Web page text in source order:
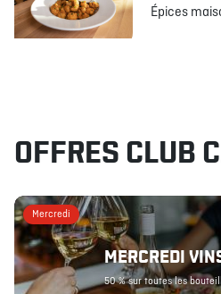
Épices
OFFRES CLUB
Mercredi
MERCREDI
50 % sur toutes les